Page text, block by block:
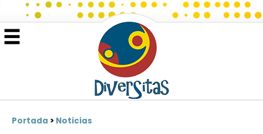
Portada > Noticias